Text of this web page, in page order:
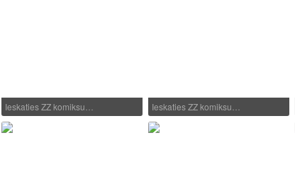
Ieskaties ZZ komiksu… Ieskaties ZZ komiksu…